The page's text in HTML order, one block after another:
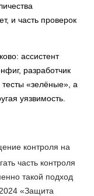
и часть проверок
ассистент
разработчик
«зелёные», а
уязвимость.
контроля на
часть контроля
такой подход
«Защита